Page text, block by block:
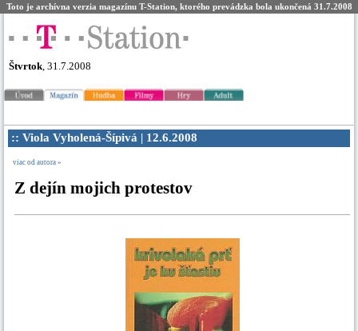
Toto je archívna verzia magazínu T-Station, ktorého prevádzka bola ukončená 31.7.2008
Štvrtok, 31.7.2008
:: Viola Vyholená-Šípivá | 12.6.2008
viac od autora »
Z dejín mojich protestov